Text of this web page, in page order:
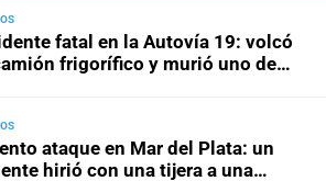
En Asociación con:
fatal en la Autovía 19: volcó
frigorífico y murió uno de
ataque en Mar del Plata: un
hirió con una tijera a una